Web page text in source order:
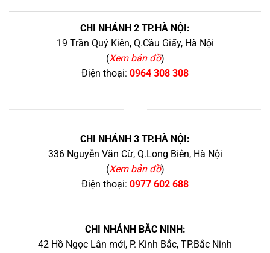
CHI NHÁNH 2 TP.HÀ NỘI:
19 Trần Quý Kiên, Q.Cầu Giấy, Hà Nội
(Xem bản đồ)
Điện thoại: 0964 308 308
CHI NHÁNH 3 TP.HÀ NỘI:
336 Nguyễn Văn Cừ, Q.Long Biên, Hà Nội
(Xem bản đồ)
Điện thoại: 0977 602 688
CHI NHÁNH BẮC NINH:
42 Hồ Ngọc Lân mới, P. Kinh Bắc, TP.Bắc Ninh